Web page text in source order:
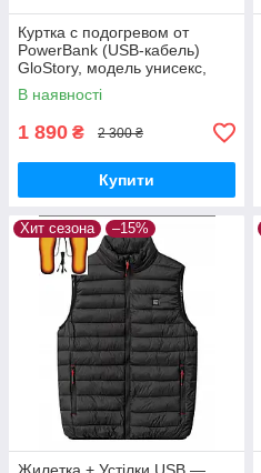
Куртка с подогревом от
PowerBank (USB-кабель)
GloStory, модель унисекс,
размер S,M, L, Xl,2XL
В наявності
1 890 ₴ 2 300 ₴
Купити
Хит сезона –15%